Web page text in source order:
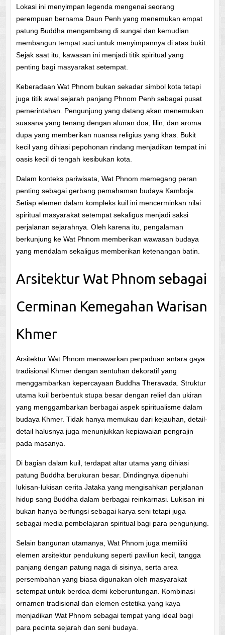
Lokasi ini menyimpan legenda mengenai seorang
perempuan bernama Daun Penh yang menemukan empat
patung Buddha mengambang di sungai dan kemudian
membangun tempat suci untuk menyimpannya di atas bukit.
Sejak saat itu, kawasan ini menjadi titik spiritual yang
penting bagi masyarakat setempat.
Keberadaan Wat Phnom bukan sekadar simbol kota tetapi
juga titik awal sejarah panjang Phnom Penh sebagai pusat
pemerintahan. Pengunjung yang datang akan menemukan
suasana yang tenang dengan alunan doa, lilin, dan aroma
dupa yang memberikan nuansa religius yang khas. Bukit
kecil yang dihiasi pepohonan rindang menjadikan tempat ini
oasis kecil di tengah kesibukan kota.
Dalam konteks pariwisata, Wat Phnom memegang peran
penting sebagai gerbang pemahaman budaya Kamboja.
Setiap elemen dalam kompleks kuil ini mencerminkan nilai
spiritual masyarakat setempat sekaligus menjadi saksi
perjalanan sejarahnya. Oleh karena itu, pengalaman
berkunjung ke Wat Phnom memberikan wawasan budaya
yang mendalam sekaligus memberikan ketenangan batin.
Arsitektur Wat Phnom sebagai
Cerminan Kemegahan Warisan
Khmer
Arsitektur Wat Phnom menawarkan perpaduan antara gaya
tradisional Khmer dengan sentuhan dekoratif yang
menggambarkan kepercayaan Buddha Theravada. Struktur
utama kuil berbentuk stupa besar dengan relief dan ukiran
yang menggambarkan berbagai aspek spiritualisme dalam
budaya Khmer. Tidak hanya memukau dari kejauhan, detail-
detail halusnya juga menunjukkan kepiawaian pengrajin
pada masanya.
Di bagian dalam kuil, terdapat altar utama yang dihiasi
patung Buddha berukuran besar. Dindingnya dipenuhi
lukisan-lukisan cerita Jataka yang mengisahkan perjalanan
hidup sang Buddha dalam berbagai reinkarnasi. Lukisan ini
bukan hanya berfungsi sebagai karya seni tetapi juga
sebagai media pembelajaran spiritual bagi para pengunjung.
Selain bangunan utamanya, Wat Phnom juga memiliki
elemen arsitektur pendukung seperti paviliun kecil, tangga
panjang dengan patung naga di sisinya, serta area
persembahan yang biasa digunakan oleh masyarakat
setempat untuk berdoa demi keberuntungan. Kombinasi
ornamen tradisional dan elemen estetika yang kaya
menjadikan Wat Phnom sebagai tempat yang ideal bagi
para pecinta sejarah dan seni budaya.